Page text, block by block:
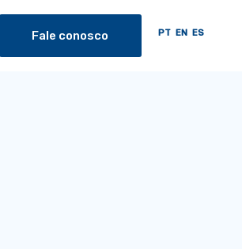
PT EN ES
Fale conosco